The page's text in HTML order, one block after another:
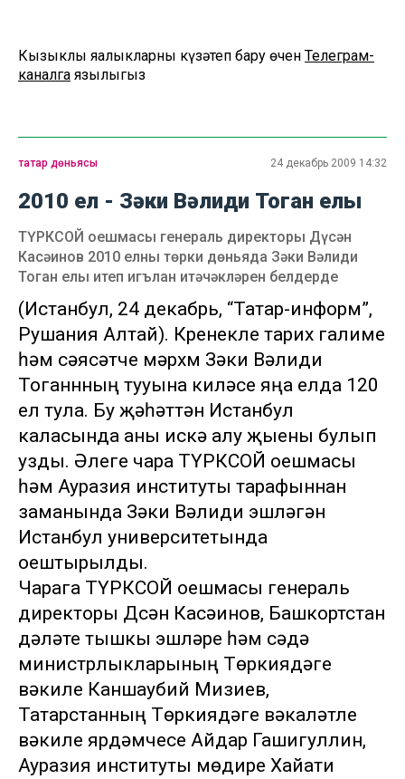
Кызыклы яңалыкларны күзәтеп бару өчен Телеграм-
каналга язылыгыз
татар дөньясы 24 декабрь 2009 14:32
2010 ел - Зәки Вәлиди Тоган елы
ТҮРКСОЙ оешмасы генераль директоры Дүсән
Касәинов 2010 елны төрки дөньяда Зәки Вәлиди
Тоган елы итеп игълан итәчәкләрен белдерде
(Истанбул, 24 декабрь, “Татар-информ”,
Рушания Алтай). Күренекле тарих галиме
һәм сәясәтче мәрхүм Зәки Вәлиди
Тоганнның тууына киләсе яңа елда 120
ел тула. Бу җәһәттән Истанбул
каласында аны искә алу җыены булып
узды. Әлеге чара ТҮРКСОЙ оешмасы
һәм Ауразия институты тарафыннан
заманында Зәки Вәлиди эшләгән
Истанбул университетында
оештырылды.
Чарага ТҮРКСОЙ оешмасы генераль
директоры Дүсән Касәинов, Башкортстан
дәүләте тышкы эшләре һәм сәүдә
министрлыкларының Төркиядәге
вәкиле Каншаубий Мизиев,
Татарстанның Төркиядәге вәкаләтле
вәкиле ярдәмчесе Айдар Гашигуллин,
Ауразия институты мөдире Хайати